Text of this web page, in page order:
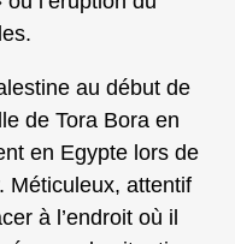
au début de
de Tora Bora en
en Egypte lors de
Méticuleux, attentif
à l’endroit où il